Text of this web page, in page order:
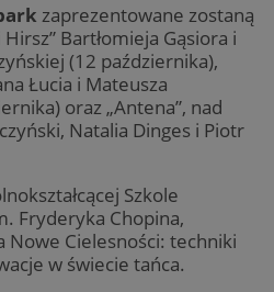
zaprezentowane zostaną
Bartłomieja Gąsiora i
(12 października),
Łucia i Mateusza
oraz „Antena”, nad
Natalia Dinges i Piotr
Szkole
Fryderyka Chopina,
Cielesności: techniki
w świecie tańca.